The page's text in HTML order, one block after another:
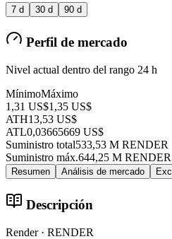
7 d 30 d 90 d
Perfil de mercado
Nivel actual dentro del rango 24 h
MínimoMáximo
1,31 US$1,35 US$
ATH13,53 US$
ATL0,03665669 US$
Suministro total533,53 M RENDER
Suministro máx.644,25 M RENDER
Resumen Análisis de mercado
Descripción
Render · RENDER